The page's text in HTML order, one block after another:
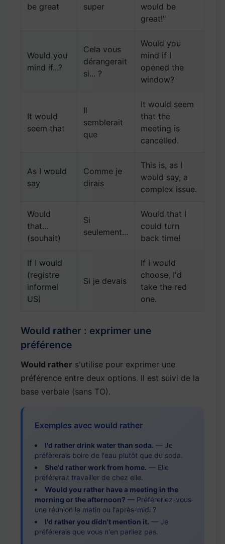
be great super
would be
great!"
Would you
mind if...?
Cela vous
dérangerait
si... ?
Would you
mind if I
opened the
window?
It would
seem that
Il
semblerait
que
It would seem
that the
meeting is
cancelled.
As I would
say
Comme je
dirais
This is, as I
would say, a
complex issue.
Would
that...
(souhait)
Si
seulement...
Would that I
could turn
back time!
If I would
(registre
informel
US)
Si je devais
If I would
choose, I'd
take the red
one.
Would rather : exprimer une
préférence
Would rather s'utilise pour exprimer une
préférence entre deux options. Il est suivi de la
base verbale (sans TO).
Exemples avec would rather
I'd rather drink water than soda. — Je
préfèrerais boire de l'eau plutôt que du soda.
She'd rather work from home. — Elle
préférerait travailler de chez elle.
Would you rather have a meeting in the
morning or the afternoon? — Préféreriez-vous
une réunion le matin ou l'après-midi ?
I'd rather you didn't mention it. — Je
préférerais que vous n'en parliez pas.